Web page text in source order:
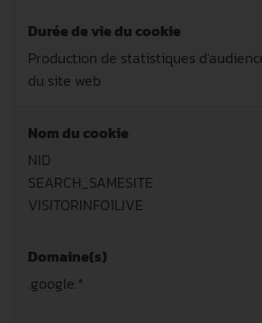
Durée de vie du cookie
Production de statistiques
du site web
Nom du cookie
NID
SEARCH_SAMESITE
VISITORINFO1LIVE
Domaine(s)
.google.*